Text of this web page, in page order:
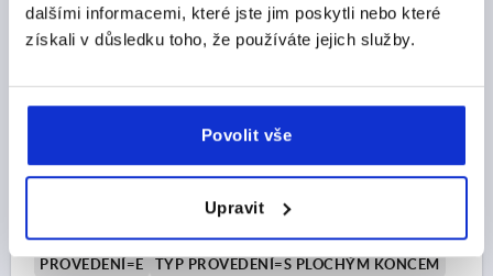
dalšími informacemi, které jste jim poskytli nebo které
získali v důsledku toho, že používáte jejich služby.
Povolit vše
Upravit
K2274 E
KULATÁ TYČ BEZ OKA, PROV.:E S PLOCHÝM KONCEM,
L=1000, OCEL POZINKOVÁNO
PROVEDENÍ=E
TYP PROVEDENÍ=S PLOCHÝM KONCEM